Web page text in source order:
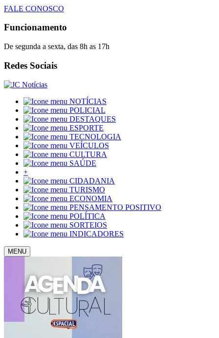
FALE CONOSCO
Funcionamento
De segunda a sexta, das 8h as 17h
Redes Sociais
NOTÍCIAS
POLICIAL
DESTAQUES
ESPORTE
TECNOLOGIA
VEÍCULOS
CULTURA
SAÚDE
+
CIDADANIA
TURISMO
ECONOMIA
PENSAMENTO POSITIVO
POLÍTICA
SORTEIOS
INDICADORES
MENU